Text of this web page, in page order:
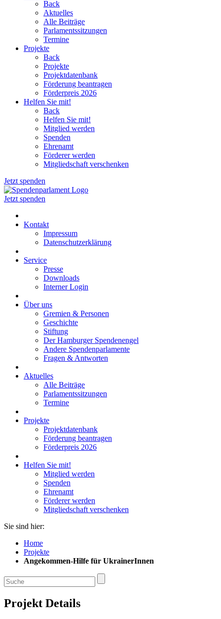
Back
Aktuelles
Alle Beiträge
Parlamentssitzungen
Termine
Projekte
Back
Projekte
Projektdatenbank
Förderung beantragen
Förderpreis 2026
Helfen Sie mit!
Back
Helfen Sie mit!
Mitglied werden
Spenden
Ehrenamt
Förderer werden
Mitgliedschaft verschenken
Jetzt spenden
Jetzt spenden
Kontakt
Impressum
Datenschutzerklärung
Service
Presse
Downloads
Interner Login
Über uns
Gremien & Personen
Geschichte
Stiftung
Der Hamburger Spendenengel
Andere Spendenparlamente
Fragen & Antworten
Aktuelles
Alle Beiträge
Parlamentssitzungen
Termine
Projekte
Projektdatenbank
Förderung beantragen
Förderpreis 2026
Helfen Sie mit!
Mitglied werden
Spenden
Ehrenamt
Förderer werden
Mitgliedschaft verschenken
Sie sind hier:
Home
Projekte
Angekommen-Hilfe für UkrainerInnen
Projekt Details